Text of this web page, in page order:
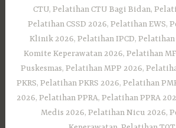
CTU, Pelatihan CTU Bagi Bidan,
Pelatihan CSSD 2026, Pelatihan EWS,
Klinik 2026, Pelatihan IPCD, Pelatihan
Komite Keperawatan 2026, Pelatihan
Puskesmas, Pelatihan MPP 2026,
PKRS, Pelatihan PKRS 2026, Pelatihan
2026, Pelatihan PPRA, Pelatihan PPRA
Medis 2026, Pelatihan Nicu 2026,